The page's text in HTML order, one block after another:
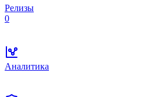
Релизы
0
Аналитика